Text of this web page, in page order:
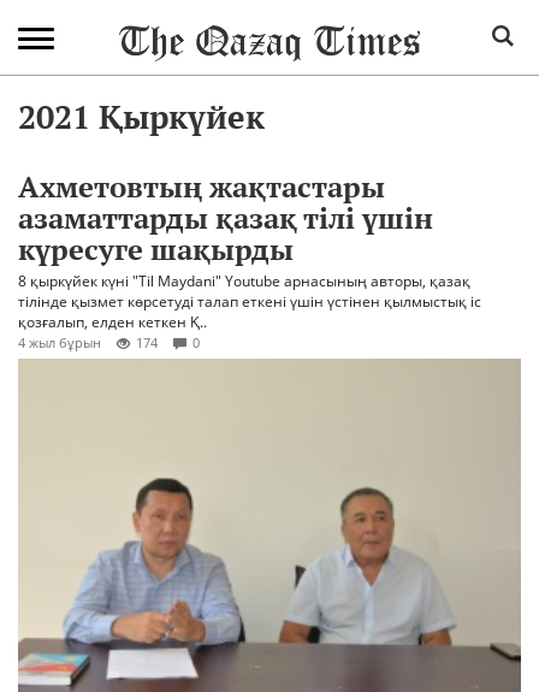
2021 Қыркүйек
Ахметовтың жақтастары
азаматтарды қазақ тілі үшін
күресуге шақырды
8 қыркүйек күні "Til Maydani" Youtube арнасының авторы, қазақ
тілінде қызмет көрсетуді талап еткені үшін үстінен қылмыстық іс
қозғалып, елден кеткен Қ..
4 жыл бұрын 174 0